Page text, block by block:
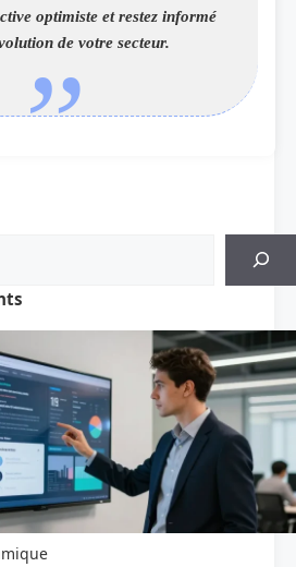
optimiste et restez informé
de votre secteur.